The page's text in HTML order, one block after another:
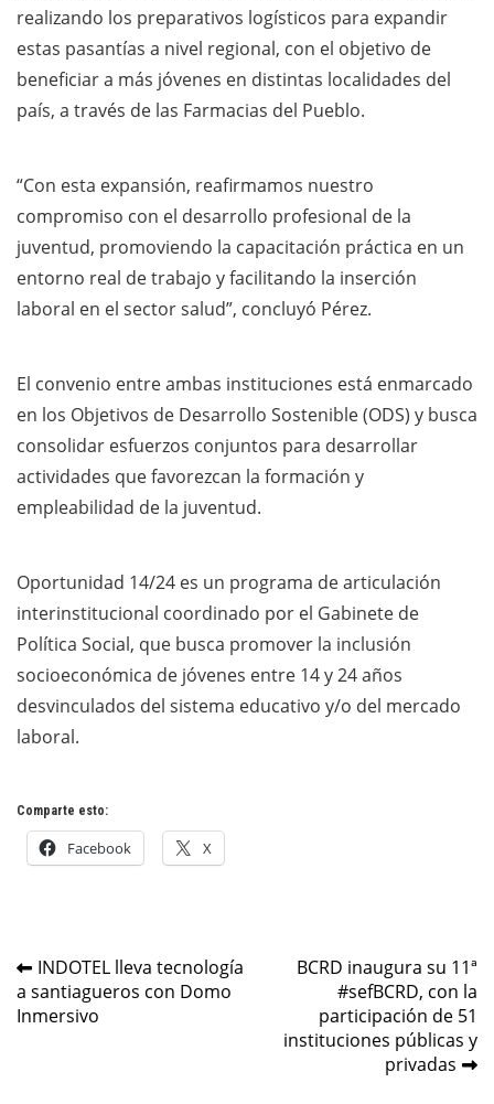
realizando los preparativos logísticos para expandir
estas pasantías a nivel regional, con el objetivo de
beneficiar a más jóvenes en distintas localidades del
país, a través de las Farmacias del Pueblo.
“Con esta expansión, reafirmamos nuestro
compromiso con el desarrollo profesional de la
juventud, promoviendo la capacitación práctica en un
entorno real de trabajo y facilitando la inserción
laboral en el sector salud”, concluyó Pérez.
El convenio entre ambas instituciones está enmarcado
en los Objetivos de Desarrollo Sostenible (ODS) y busca
consolidar esfuerzos conjuntos para desarrollar
actividades que favorezcan la formación y
empleabilidad de la juventud.
Oportunidad 14/24 es un programa de articulación
interinstitucional coordinado por el Gabinete de
Política Social, que busca promover la inclusión
socioeconómica de jóvenes entre 14 y 24 años
desvinculados del sistema educativo y/o del mercado
laboral.
Comparte esto:
Facebook X
Navegación
de
INDOTEL lleva tecnología
a santiagueros con Domo
Inmersivo
BCRD inaugura su 11ª
#sefBCRD, con la
participación de 51
instituciones públicas y
privadas